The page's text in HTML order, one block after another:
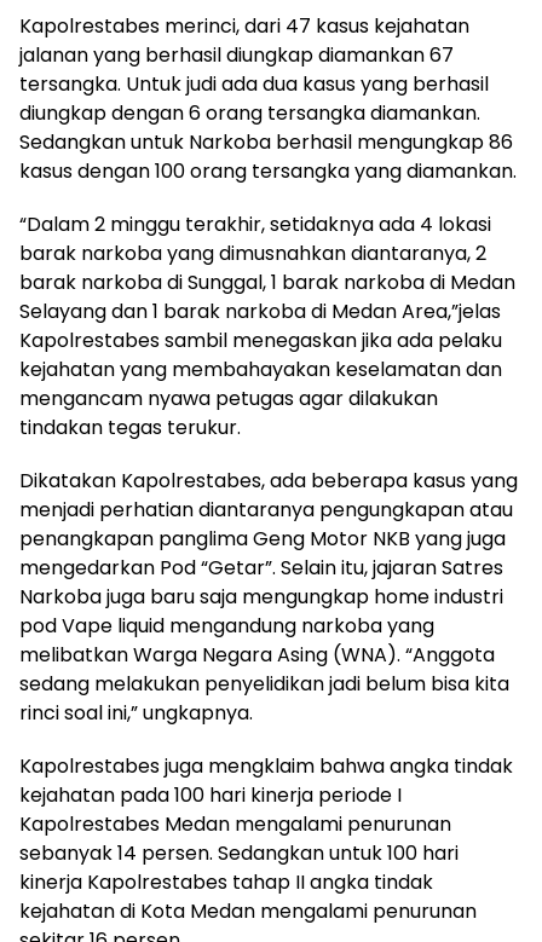
Kapolrestabes merinci, dari 47 kasus kejahatan
jalanan yang berhasil diungkap diamankan 67
tersangka. Untuk judi ada dua kasus yang berhasil
diungkap dengan 6 orang tersangka diamankan.
Sedangkan untuk Narkoba berhasil mengungkap 86
kasus dengan 100 orang tersangka yang diamankan.
“Dalam 2 minggu terakhir, setidaknya ada 4 lokasi
barak narkoba yang dimusnahkan diantaranya, 2
barak narkoba di Sunggal, 1 barak narkoba di Medan
Selayang dan 1 barak narkoba di Medan Area,”jelas
Kapolrestabes sambil menegaskan jika ada pelaku
kejahatan yang membahayakan keselamatan dan
mengancam nyawa petugas agar dilakukan
tindakan tegas terukur.
Dikatakan Kapolrestabes, ada beberapa kasus yang
menjadi perhatian diantaranya pengungkapan atau
penangkapan panglima Geng Motor NKB yang juga
mengedarkan Pod “Getar”. Selain itu, jajaran Satres
Narkoba juga baru saja mengungkap home industri
pod Vape liquid mengandung narkoba yang
melibatkan Warga Negara Asing (WNA). “Anggota
sedang melakukan penyelidikan jadi belum bisa kita
rinci soal ini,” ungkapnya.
Kapolrestabes juga mengklaim bahwa angka tindak
kejahatan pada 100 hari kinerja periode I
Kapolrestabes Medan mengalami penurunan
sebanyak 14 persen. Sedangkan untuk 100 hari
kinerja Kapolrestabes tahap II angka tindak
kejahatan di Kota Medan mengalami penurunan